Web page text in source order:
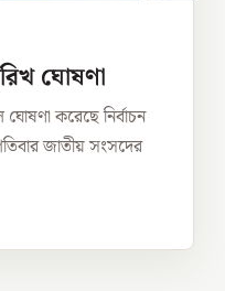
ঘোষণা
করেছে নির্বাচন
জাতীয় সংসদের